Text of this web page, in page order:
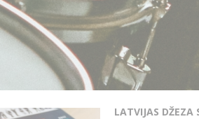
LATVIJAS DŽEZA